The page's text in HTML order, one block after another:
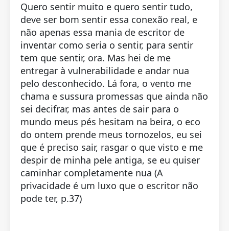
Quero sentir muito e quero sentir tudo,
deve ser bom sentir essa conexão real, e
não apenas essa mania de escritor de
inventar como seria o sentir, para sentir
tem que sentir, ora. Mas hei de me
entregar à vulnerabilidade e andar nua
pelo desconhecido. Lá fora, o vento me
chama e sussura promessas que ainda não
sei decifrar, mas antes de sair para o
mundo meus pés hesitam na beira, o eco
do ontem prende meus tornozelos, eu sei
que é preciso sair, rasgar o que visto e me
despir de minha pele antiga, se eu quiser
caminhar completamente nua (A
privacidade é um luxo que o escritor não
pode ter, p.37)